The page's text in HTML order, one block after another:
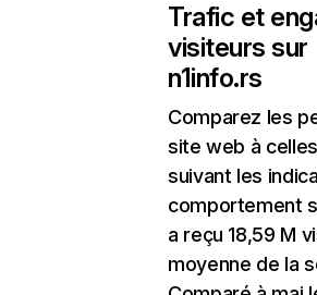
Trafic et
visiteurs sur
n1info.rs
Comparez les
site web à
suivant les
comportement
a reçu 18,59 M
moyenne de la